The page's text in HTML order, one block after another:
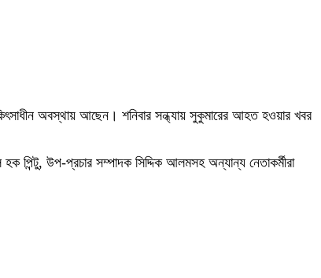
অবস্থায় আছেন। শনিবার সন্ধ্যায় সুকুমারের আহত হওয়ার খবর
পিন্টু, উপ-প্রচার সম্পাদক সিদ্দিক আলমসহ অন্যান্য নেতাকর্মীরা